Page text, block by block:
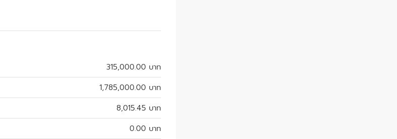
315,000.00 บาท
1,785,000.00 บาท
8,015.45 บาท
0.00 บาท